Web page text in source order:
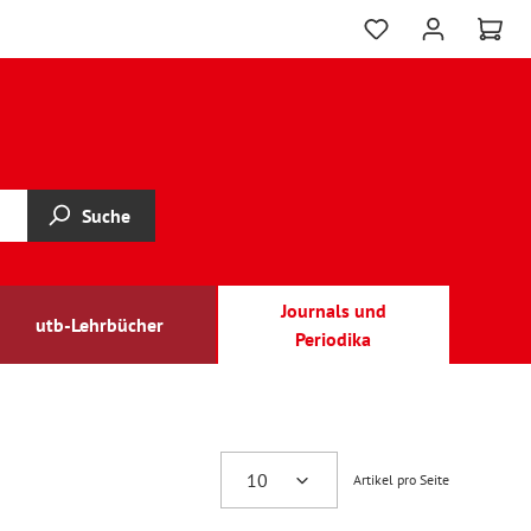
Suche
utb-Lehrbücher
Journals und
Periodika
Artikel pro Seite